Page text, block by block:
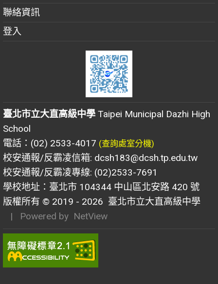
聯絡資訊
登入
臺北市立大直高級中學 Taipei Municipal Dazhi High
School
電話：(02) 2533-4017 (查詢處室分機)
校安通報/反霸凌信箱: dcsh183@dcsh.tp.edu.tw
校安通報/反霸凌專線: (02)2533-7691
學校地址：臺北市 104344 中山區北安路 420 號
版權所有 © 2019 - 2026 臺北市立大直高級中學
| Powered by NetView